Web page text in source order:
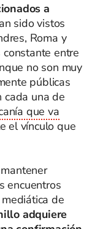
a
sido vistos
Roma y
entre
no son muy
públicas
cada una de
que va
el vínculo que
encuentros
de
adquiere